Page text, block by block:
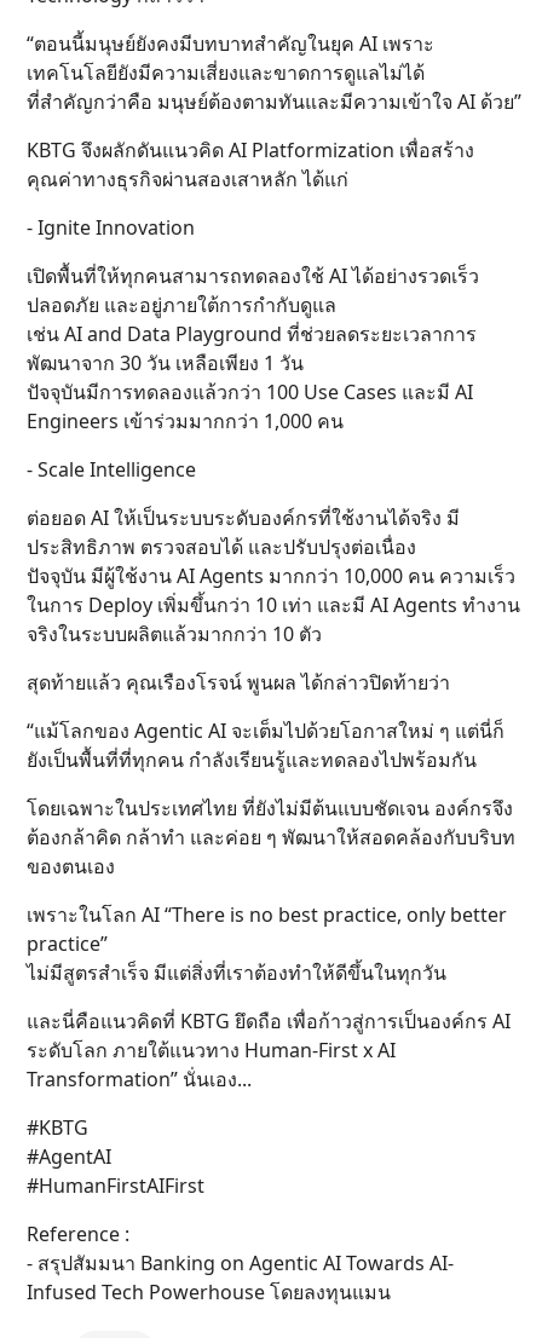
“ตอนนี้มนุษย์ยังคงมีบทบาทสำคัญในยุค AI เพราะ
เทคโนโลยียังมีความเสี่ยงและขาดการดูแลไม่ได้
ที่สำคัญกว่าคือ มนุษย์ต้องตามทันและมีความเข้าใจ AI ด้วย”
KBTG จึงผลักดันแนวคิด AI Platformization เพื่อสร้าง
คุณค่าทางธุรกิจผ่านสองเสาหลัก ได้แก่
- Ignite Innovation
เปิดพื้นที่ให้ทุกคนสามารถทดลองใช้ AI ได้อย่างรวดเร็ว
ปลอดภัย และอยู่ภายใต้การกำกับดูแล
เช่น AI and Data Playground ที่ช่วยลดระยะเวลาการ
พัฒนาจาก 30 วัน เหลือเพียง 1 วัน
ปัจจุบันมีการทดลองแล้วกว่า 100 Use Cases และมี AI
Engineers เข้าร่วมมากกว่า 1,000 คน
- Scale Intelligence
ต่อยอด AI ให้เป็นระบบระดับองค์กรที่ใช้งานได้จริง มี
ประสิทธิภาพ ตรวจสอบได้ และปรับปรุงต่อเนื่อง
ปัจจุบัน มีผู้ใช้งาน AI Agents มากกว่า 10,000 คน ความเร็ว
ในการ Deploy เพิ่มขึ้นกว่า 10 เท่า และมี AI Agents ทำงาน
จริงในระบบผลิตแล้วมากกว่า 10 ตัว
สุดท้ายแล้ว คุณเรืองโรจน์ พูนผล ได้กล่าวปิดท้ายว่า
“แม้โลกของ Agentic AI จะเต็มไปด้วยโอกาสใหม่ ๆ แต่นี่ก็
ยังเป็นพื้นที่ที่ทุกคน กำลังเรียนรู้และทดลองไปพร้อมกัน
โดยเฉพาะในประเทศไทย ที่ยังไม่มีต้นแบบชัดเจน องค์กรจึง
ต้องกล้าคิด กล้าทำ และค่อย ๆ พัฒนาให้สอดคล้องกับบริบท
ของตนเอง
เพราะในโลก AI “There is no best practice, only better
practice”
ไม่มีสูตรสำเร็จ มีแต่สิ่งที่เราต้องทำให้ดีขึ้นในทุกวัน
และนี่คือแนวคิดที่ KBTG ยึดถือ เพื่อก้าวสู่การเป็นองค์กร AI
ระดับโลก ภายใต้แนวทาง Human-First x AI
Transformation” นั่นเอง...
#KBTG
#AgentAI
#HumanFirstAIFirst
Reference :
- สรุปสัมมนา Banking on Agentic AI Towards AI-
Infused Tech Powerhouse โดยลงทุนแมน